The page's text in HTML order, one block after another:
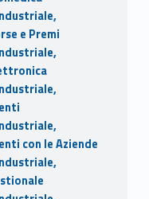
e Premi
con le Aziende